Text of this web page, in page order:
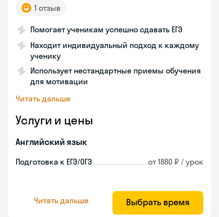
1 отзыв
Помогает ученикам успешно сдавать ЕГЭ
Находит индивидуальный подход к каждому
ученику
Использует нестандартные приемы обучения
для мотивации
Читать дальше
Услуги и цены
Английский язык
Подготовка к ЕГЭ/ОГЭ от 1880 ₽ / урок
Читать дальше Выбрать время